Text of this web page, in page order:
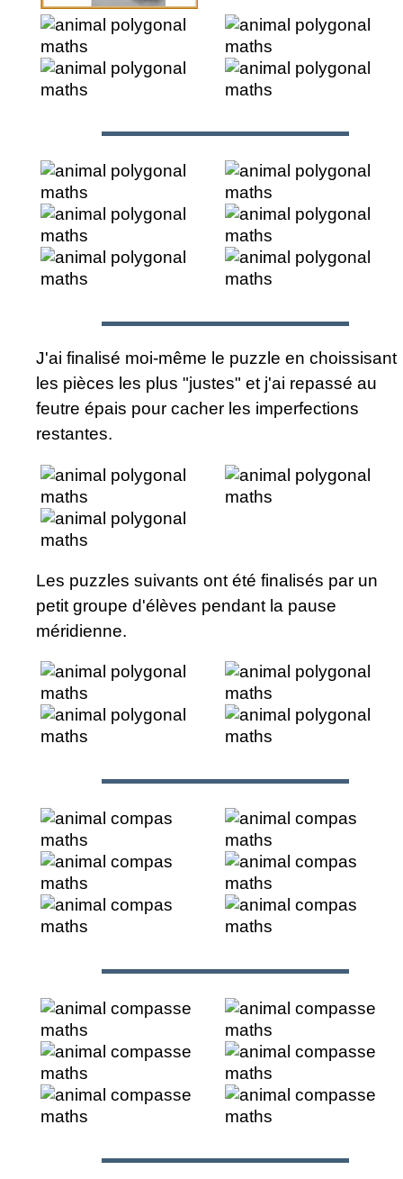
J'ai finalisé moi-même le puzzle en choissisant
les pièces les plus "justes" et j'ai repassé au
feutre épais pour cacher les imperfections
restantes.
Les puzzles suivants ont été finalisés par un
petit groupe d'élèves pendant la pause
méridienne.